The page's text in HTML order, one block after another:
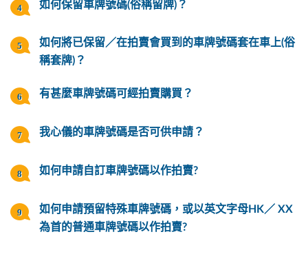
如何保留車牌號碼(俗稱留牌)？
如何將已保留／在拍賣會買到的車牌號碼套在車上(俗
稱套牌)？
有甚麼車牌號碼可經拍賣購買？
我心儀的車牌號碼是否可供申請？
如何申請自訂車牌號碼以作拍賣?
如何申請預留特殊車牌號碼，或以英文字母HK／ XX
為首的普通車牌號碼以作拍賣?